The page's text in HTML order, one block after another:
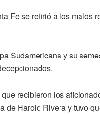
Fe se refirió a los malos
Sudamericana y su
recibieron los
de Harold Rivera y tuvo